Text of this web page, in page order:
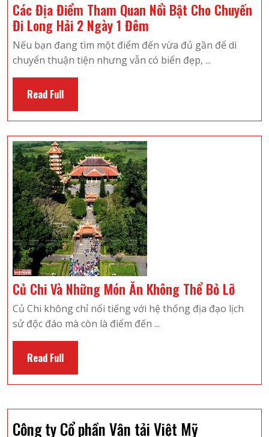
hè
Các Địa Điểm Tham Quan Nổi Bật Cho Chuyến
Đi Long Hải 2 Ngày 1 Đêm
Địa
Điểm
Bật
Cho
Nếu bạn đang tìm một điểm đến vừa đủ gần để di
chuyển thuận tiện nhưng vẫn có biển đẹp, ...
Read FullRead
Full
Củ Chi Và Những Món Ăn Không Thể Bỏ LỡCủ
Chi
Không
Bỏ
Củ Chi không chỉ nổi tiếng với hệ thống địa đạo lịch
sử độc đáo mà còn là điểm đến ...
Read FullRead
Full
Công ty Cổ phần Vận tải Việt Mỹ